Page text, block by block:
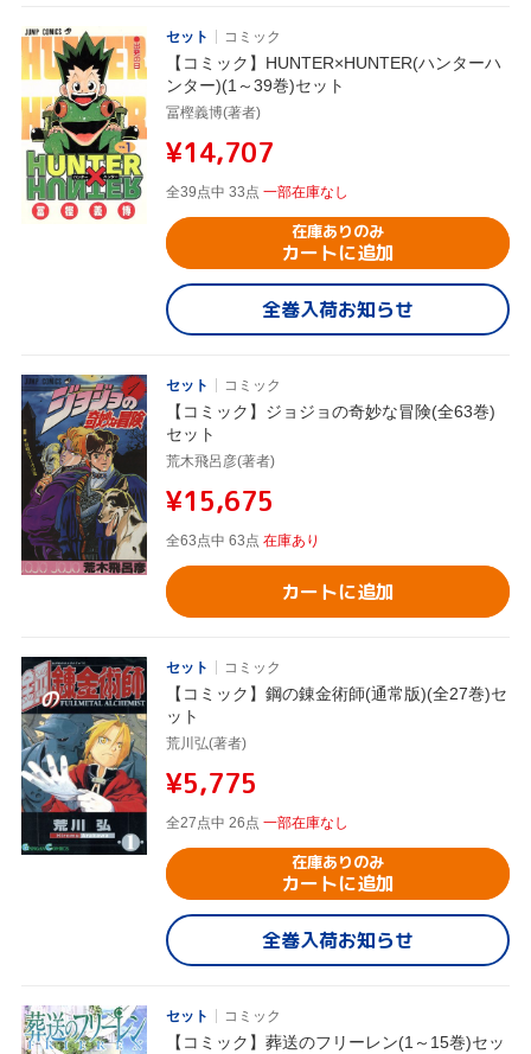
セット コミック
【コミック】HUNTER×HUNTER(ハンターハ
ンター)(1～39巻)セット
冨樫義博(著者)
¥14,707
全39点中 33点 一部在庫なし
在庫ありのみ
カートに追加
全巻入荷お知らせ
セット コミック
【コミック】ジョジョの奇妙な冒険(全63巻)
セット
荒木飛呂彦(著者)
¥15,675
全63点中 63点 在庫あり
カートに追加
セット コミック
【コミック】鋼の錬金術師(通常版)(全27巻)セ
ット
荒川弘(著者)
¥5,775
全27点中 26点 一部在庫なし
在庫ありのみ
カートに追加
全巻入荷お知らせ
セット コミック
【コミック】葬送のフリーレン(1～15巻)セッ